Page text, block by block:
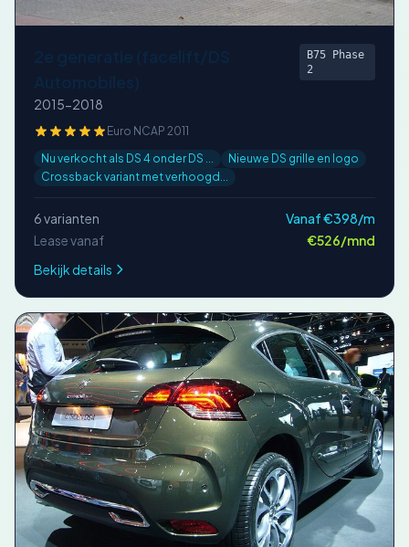
2015-2018
B75 Phase
2
Euro NCAP 2011
Nu verkocht als DS 4 onder DS ...
Nieuwe DS grille en logo
Crossback variant met verhoogd...
6 varianten
Vanaf €398/m
Lease vanaf
€526/mnd
Bekijk details